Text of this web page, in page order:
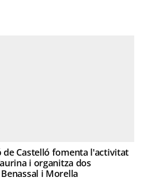
de Castelló fomenta l'activitat
i organitza dos
i Morella